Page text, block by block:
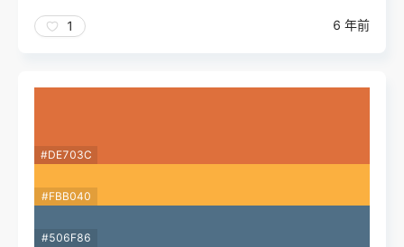
1 6 年前
#DE703C
#FBB040
#506F86